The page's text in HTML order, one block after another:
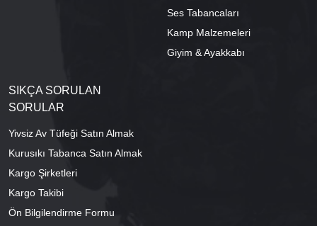
Ses Tabancaları
Kamp Malzemeleri
Giyim & Ayakkabı
SIKÇA SORULAN
SORULAR
Yivsiz Av Tüfeği Satın Almak
Kurusıkı Tabanca Satın Almak
Kargo Şirketleri
Kargo Takibi
Ön Bilgilendirme Formu